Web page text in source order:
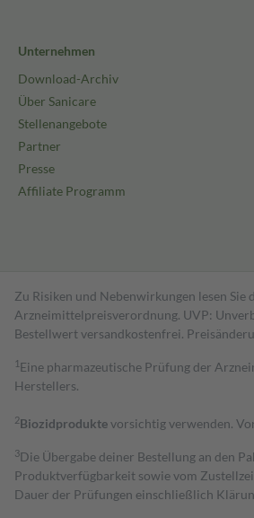
Unternehmen
Download-Archiv
Über Sanicare
Stellenangebote
Partner
Presse
Affiliate Programm
Zu Risiken und Nebenwirkungen lesen
Arzneimittelpreisverordnung. UVP:
Bestell­wert versand­kosten­frei.
1 Eine pharmazeutische Prüfung der
Herstellers.
2Biozidproduktevorsichtig verwenden.
3Die Übergabe deiner Bestellung an den
Produktverfügbarkeit sowie vom
Dauer der Prüfungen einschließlich